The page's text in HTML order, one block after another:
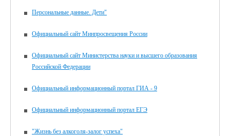
Персональные данные. Дети"
Официальный сайт Минпросвещения России
Официальный сайт Министерства науки и высшего образования
Российской Федерации
Официальный информационный портал ГИА - 9
Официальный информационный портал ЕГЭ
"Жизнь без алкоголя-залог успеха"